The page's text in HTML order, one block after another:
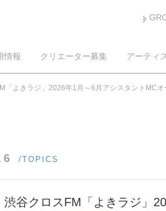
情報 クリエーター募集
アーティ
よきラジ」2026年1月～6月アシスタントMCオ
/TOPICS
谷クロスFM「よきラジ」